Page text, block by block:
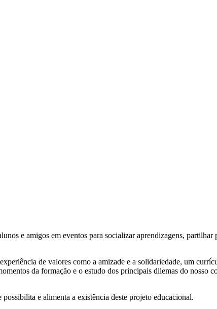
e amigos em eventos para socializar aprendizagens,
de valores como a amizade e a solidariedade, um
da formação e o estudo dos principais dilemas do nosso
e alimenta a existência deste projeto educacional.